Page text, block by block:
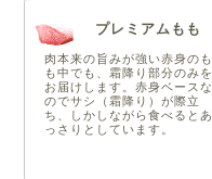
プレミアムもも
肉本来の旨みが強い赤身のも
も中でも、霜降り部分のみを
お届けします。赤身ベースな
のでサシ（霜降り）が際立
ち、しかしながら食べるとあ
っさりとしています。